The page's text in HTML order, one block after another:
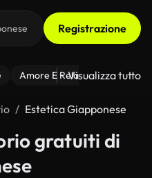
Registrazione
Amore E Relazioni Il
Visualizza tutto
Estetica Giapponese
gratuiti di